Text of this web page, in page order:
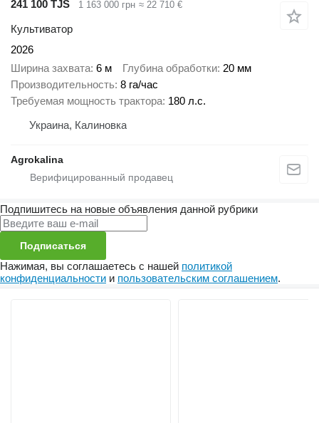
241 100 TJS
1 163 000 грн ≈ 22 710 €
Культиватор
2026
Ширина захвата 6 м Глубина обработки 20 мм
Производительность 8 га/час
Требуемая мощность трактора 180 л.с.
Украина, Калиновка
Agrokalina
Подпишитесь на новые объявления данной рубрики
Подписаться
Нажимая, вы соглашаетесь с нашей политикой
конфиденциальности и пользовательским соглашением.